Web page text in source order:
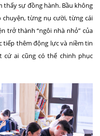
thấy sự đồng hành. Bầu không
từng nụ cười, từng cái
trở thành “ngôi nhà nhỏ” của
tiếp thêm động lực và niềm tin
cứ ai cũng có thể chinh phục